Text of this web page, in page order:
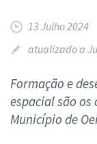
13 Julho 2024
atualizado a
Formação e
espacial são os
Município de